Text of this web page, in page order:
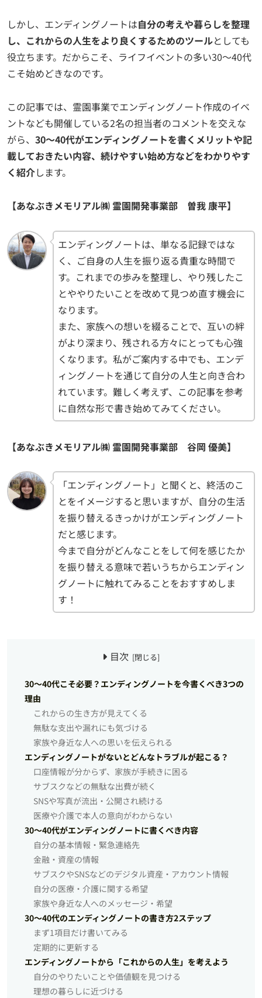
しかし、エンディングノートは自分の考えや暮らしを整理
し、これからの人生をより良くするためのツールとしても
役立ちます。だからこそ、ライフイベントの多い30〜40代
こそ始めどきなのです。
この記事では、霊園事業でエンディングノート作成のイベ
ントなども開催している2名の担当者のコメントを交えな
がら、 30〜40代がエンディングノートを書くメリットや記
載しておきたい内容、続けやすい始め方などをわかりやす
く紹介します。
【あなぶきメモリアル㈱ 霊園開発事業部 曽我 康平】
エンディングノートは、単なる記録ではな
く、ご自身の人生を振り返る貴重な時間で
す。これまでの歩みを整理し、やり残したこ
とややりたいことを改めて見つめ直す機会に
なります。
また、家族への想いを綴ることで、互いの絆
がより深まり、残される方々にとっても心強
くなります。私がご案内する中でも、エンデ
ィングノートを通じて自分の人生と向き合わ
れています。難しく考えず、この記事を参考
に自然な形で書き始めてみてください。
【あなぶきメモリアル㈱ 霊園開発事業部 谷岡 優美】
「エンディングノート」と聞くと、終活のこ
とをイメージすると思いますが、自分の生活
を振り替えるきっかけがエンディングノート
だと感じます。
今まで自分がどんなことをして何を感じたか
を振り替える意味で若いうちからエンディン
グノートに触れてみることをおすすめしま
す！
目次
30〜40代こそ必要？エンディングノートを今書くべき3つの
理由
これからの生き方が見えてくる
無駄な支出や漏れにも気づける
家族や身近な人への思いを伝えられる
エンディングノートがないとどんなトラブルが起こる？
口座情報が分からず、家族が手続きに困る
サブスクなどの無駄な出費が続く
SNSや写真が流出・公開され続ける
医療や介護で本人の意向がわからない
30〜40代がエンディングノートに書くべき内容
自分の基本情報・緊急連絡先
金融・資産の情報
サブスクやSNSなどのデジタル資産・アカウント情報
自分の医療・介護に関する希望
家族や身近な人へのメッセージ・希望
30〜40代のエンディングノートの書き方2ステップ
まず1項目だけ書いてみる
定期的に更新する
エンディングノートから「これからの人生」を考えよう
自分のやりたいことや価値観を見つける
理想の暮らしに近づける